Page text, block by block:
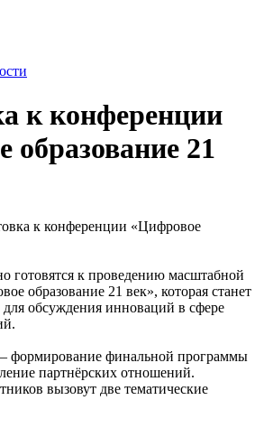
к конференции
образование 21
к конференции «Цифровое
готовятся к проведению масштабной
образование 21 век», которая станет
обсуждения инноваций в сфере
формирование финальной программы
партнёрских отношений.
вызовут две тематические